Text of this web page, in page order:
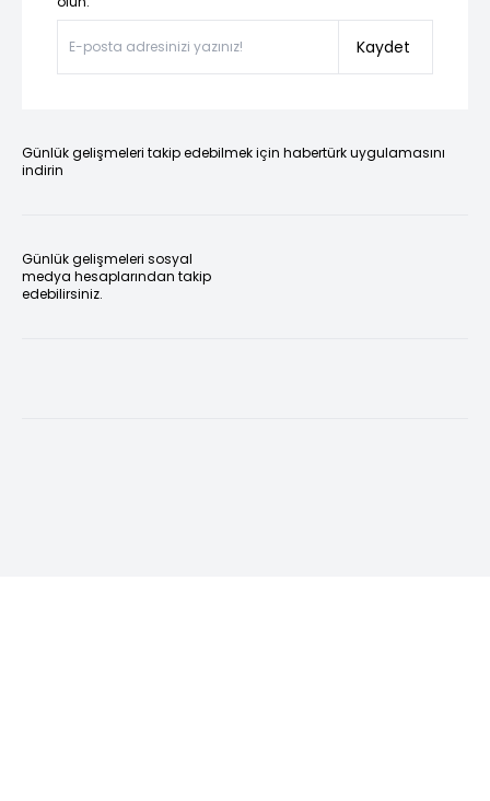
Kaydet
Günlük gelişmeleri takip edebilmek için habertürk uygulamasını
indirin
Günlük gelişmeleri sosyal
medya hesaplarından takip
edebilirsiniz.